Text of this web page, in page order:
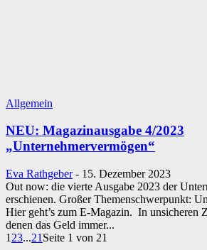
Allgemein
NEU: Magazinausgabe 4/2023
„Unternehmervermögen“
Eva Rathgeber - 15. Dezember 2023
Out now: die vierte Ausgabe 2023 der
erschienen. Großer Themenschwerpunkt:
Hier geht’s zum E-Magazin. In unsicheren
denen das Geld immer...
1 23...21 Seite 1 von 21